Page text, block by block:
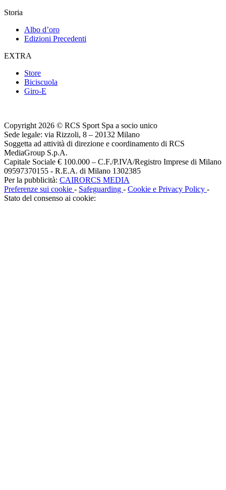
Storia
Albo d’oro
Edizioni Precedenti
EXTRA
Store
Biciscuola
Giro-E
Copyright 2026 © RCS Sport Spa a socio unico
Sede legale: via Rizzoli, 8 – 20132 Milano
Soggetta ad attività di direzione e coordinamento di RCS
MediaGroup S.p.A.
Capitale Sociale € 100.000 – C.F./P.IVA/Registro Imprese di Milano
09597370155 - R.E.A. di Milano 1302385
Per la pubblicità: CAIRORCS MEDIA
Preferenze sui cookie - Safeguarding - Cookie e Privacy Policy -
Stato del consenso ai cookie: